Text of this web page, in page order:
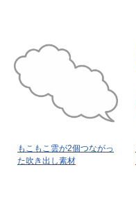
もこもこ雲が2個つながっ
た吹き出し素材